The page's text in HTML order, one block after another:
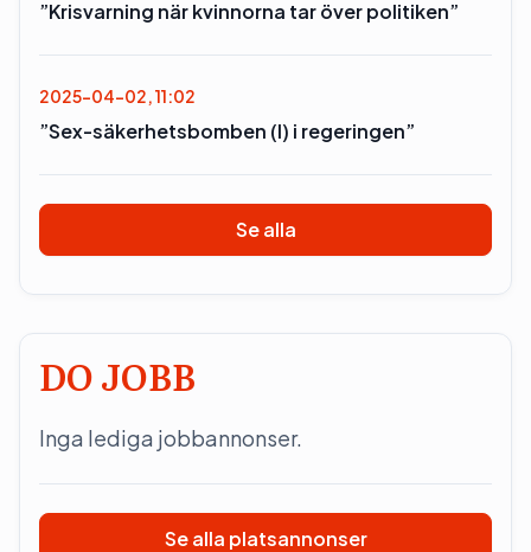
”Krisvarning när kvinnorna tar över politiken”
2025-04-02, 11:02
”Sex-säkerhetsbomben (l) i regeringen”
Se alla
DO JOBB
Inga lediga jobbannonser.
Se alla platsannonser